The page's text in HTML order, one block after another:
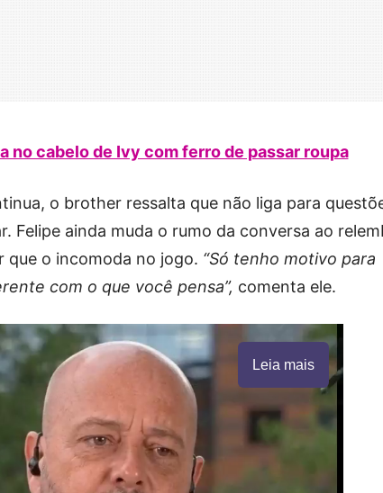
no cabelo de Ivy com ferro de passar roupa
o brother ressalta que não liga para
Felipe ainda muda o rumo da conversa ao
que o incomoda no jogo. “Só tenho motivo para
com o que você pensa”, comenta ele.
Leia mais